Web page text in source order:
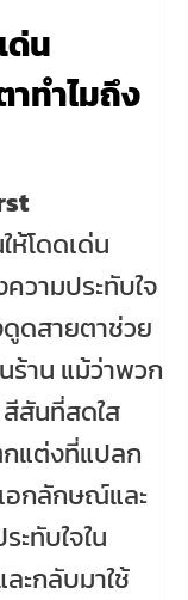
ด่น
ทำไมถึง
ห้โดดเด่น
วามประทับใจ
ดสายตาช่วย
ร้าน แม้ว่าพวก
สันที่สดใส
กแต่งที่แปลก
อกลักษณ์และ
ทับใจใน
ะกลับมาใช้